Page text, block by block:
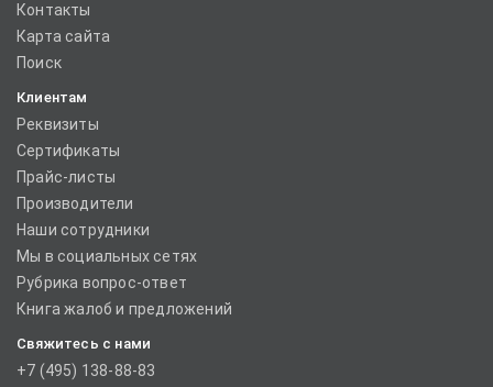
Контакты
Карта сайта
Поиск
Клиентам
Реквизиты
Сертификаты
Прайс-листы
Производители
Наши сотрудники
Мы в социальных сетях
Рубрика вопрос-ответ
Книга жалоб и предложений
Свяжитесь с нами
+7 (495) 138-88-83